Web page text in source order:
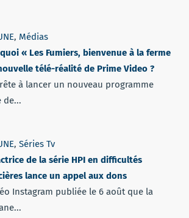
, Médias
quoi « Les Fumiers, bienvenue à la ferme
télé-réalité de Prime Video ?
à lancer un nouveau programme
de...
, Séries Tv
de la série HPI en difficultés
lance un appel aux dons
Instagram publiée le 6 août que la